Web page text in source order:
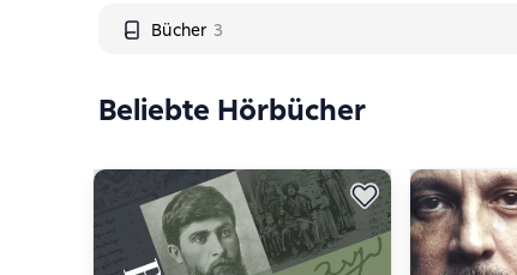
Bücher 3
Beliebte Hörbücher